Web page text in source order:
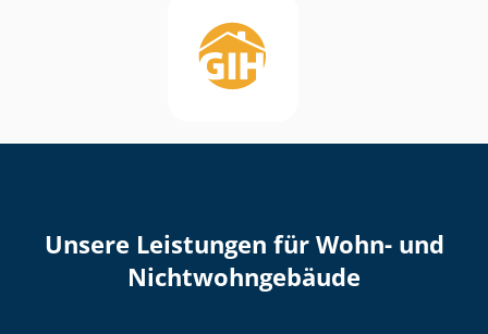
Unsere Leistungen für Wohn- und
Nicht­wohn­ge­bäu­de